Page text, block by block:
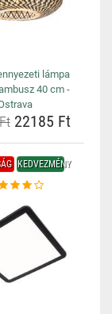
lámpa
40 cm -
22185 Ft
KEDVEZMÉNY